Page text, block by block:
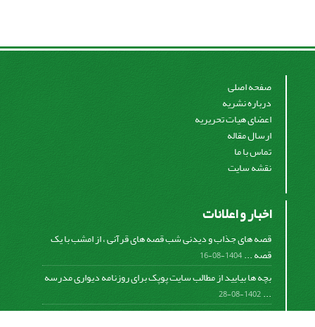
صفحه اصلی
درباره نشریه
اعضای هیات تحریریه
ارسال مقاله
تماس با ما
نقشه سایت
اخبار و اعلانات
قصه های جذاب و دیدنی شب قصه های قرآنی ، از امشب با یک
قصه ...1404-08-16
بچه ها بیایید از مطالب سایت پوپک برای روزنامه دیواری مدرسه
...
1402-08-28